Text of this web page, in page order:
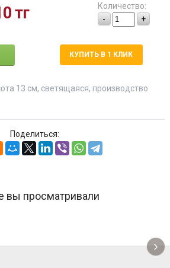
тг
Количество:
-
+
КУПИТЬ В 1 КЛИК
13 см, светящаяся, производство
Поделиться:
вы просматривали
›